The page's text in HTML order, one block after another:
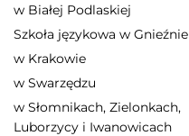
w Białej Podlaskiej
Szkoła językowa w Gnieźnie
w Krakowie
w Swarzędzu
w Słomnikach, Zielonkach,
Luborzycy i Iwanowicach